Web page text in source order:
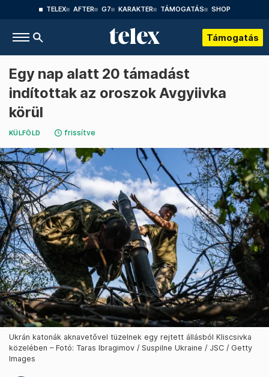
TELEX AFTER G7 KARAKTER TÁMOGATÁS SHOP
Támogatás
Egy nap alatt 20 támadást
indítottak az oroszok Avgyiivka
körül
KÜLFÖLD frissítve
Ukrán katonák aknavetővel tüzelnek egy rejtett állásból Kliscsivka
közelében – Fotó: Taras Ibragimov / Suspilne Ukraine / JSC / Getty
Images